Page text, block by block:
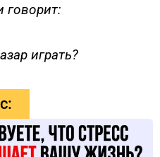
говорит:
играть?